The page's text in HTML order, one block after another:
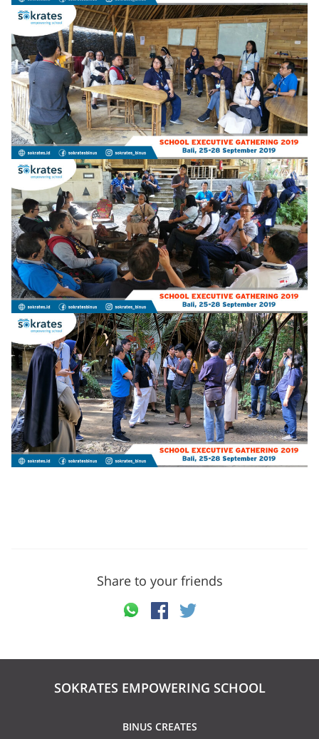
Share to your friends
SOKRATES EMPOWERING SCHOOL
BINUS CREATES